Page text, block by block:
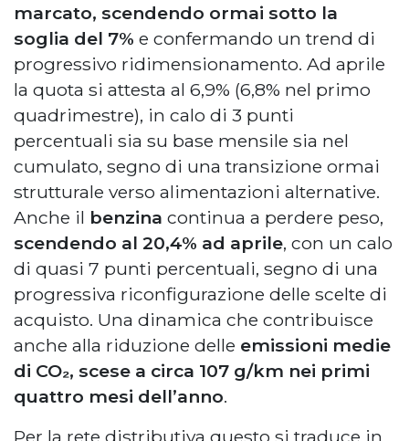
marcato, scendendo ormai sotto la
soglia del 7% e confermando un trend di
progressivo ridimensionamento. Ad aprile
la quota si attesta al 6,9% (6,8% nel primo
quadrimestre), in calo di 3 punti
percentuali sia su base mensile sia nel
cumulato, segno di una transizione ormai
strutturale verso alimentazioni alternative.
Anche il benzina continua a perdere peso,
scendendo al 20,4% ad aprile, con un calo
di quasi 7 punti percentuali, segno di una
progressiva riconfigurazione delle scelte di
acquisto. Una dinamica che contribuisce
anche alla riduzione delle emissioni medie
di CO₂, scese a circa 107 g/km nei primi
quattro mesi dell’anno.